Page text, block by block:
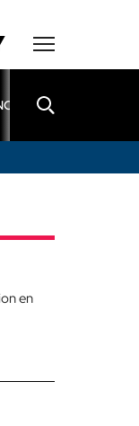
LEXOMIL SANS
en